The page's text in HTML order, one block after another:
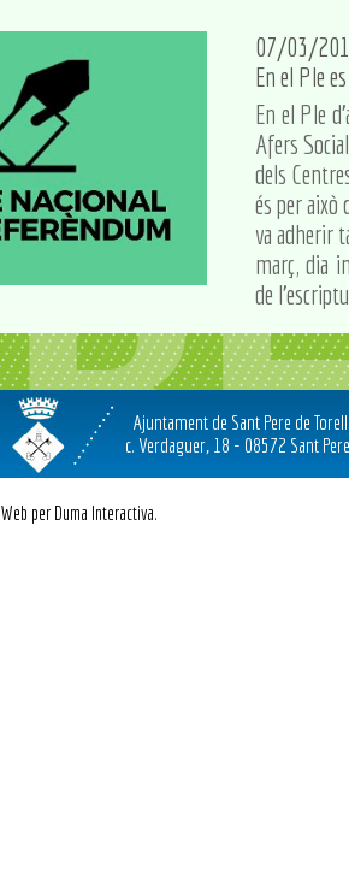
07/03/
En el Ple
En el Ple
Afers
dels
és per això
va adherir
març, dia
de
Ajuntament de Sant Pere de
c. Verdaguer, 18 - 08572 Sant
Web per Duma Interactiva.